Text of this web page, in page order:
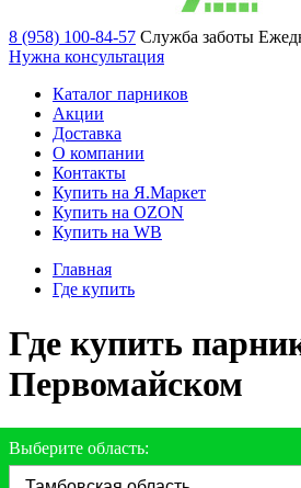
8 (958) 100-84-57 Служба заботы
Нужна консультация
Каталог парников
Акции
Доставка
О компании
Контакты
Купить на Я.Маркет
Купить на OZON
Купить на WB
Главная
Где купить
Где купить
Первомайском
Выберите область: